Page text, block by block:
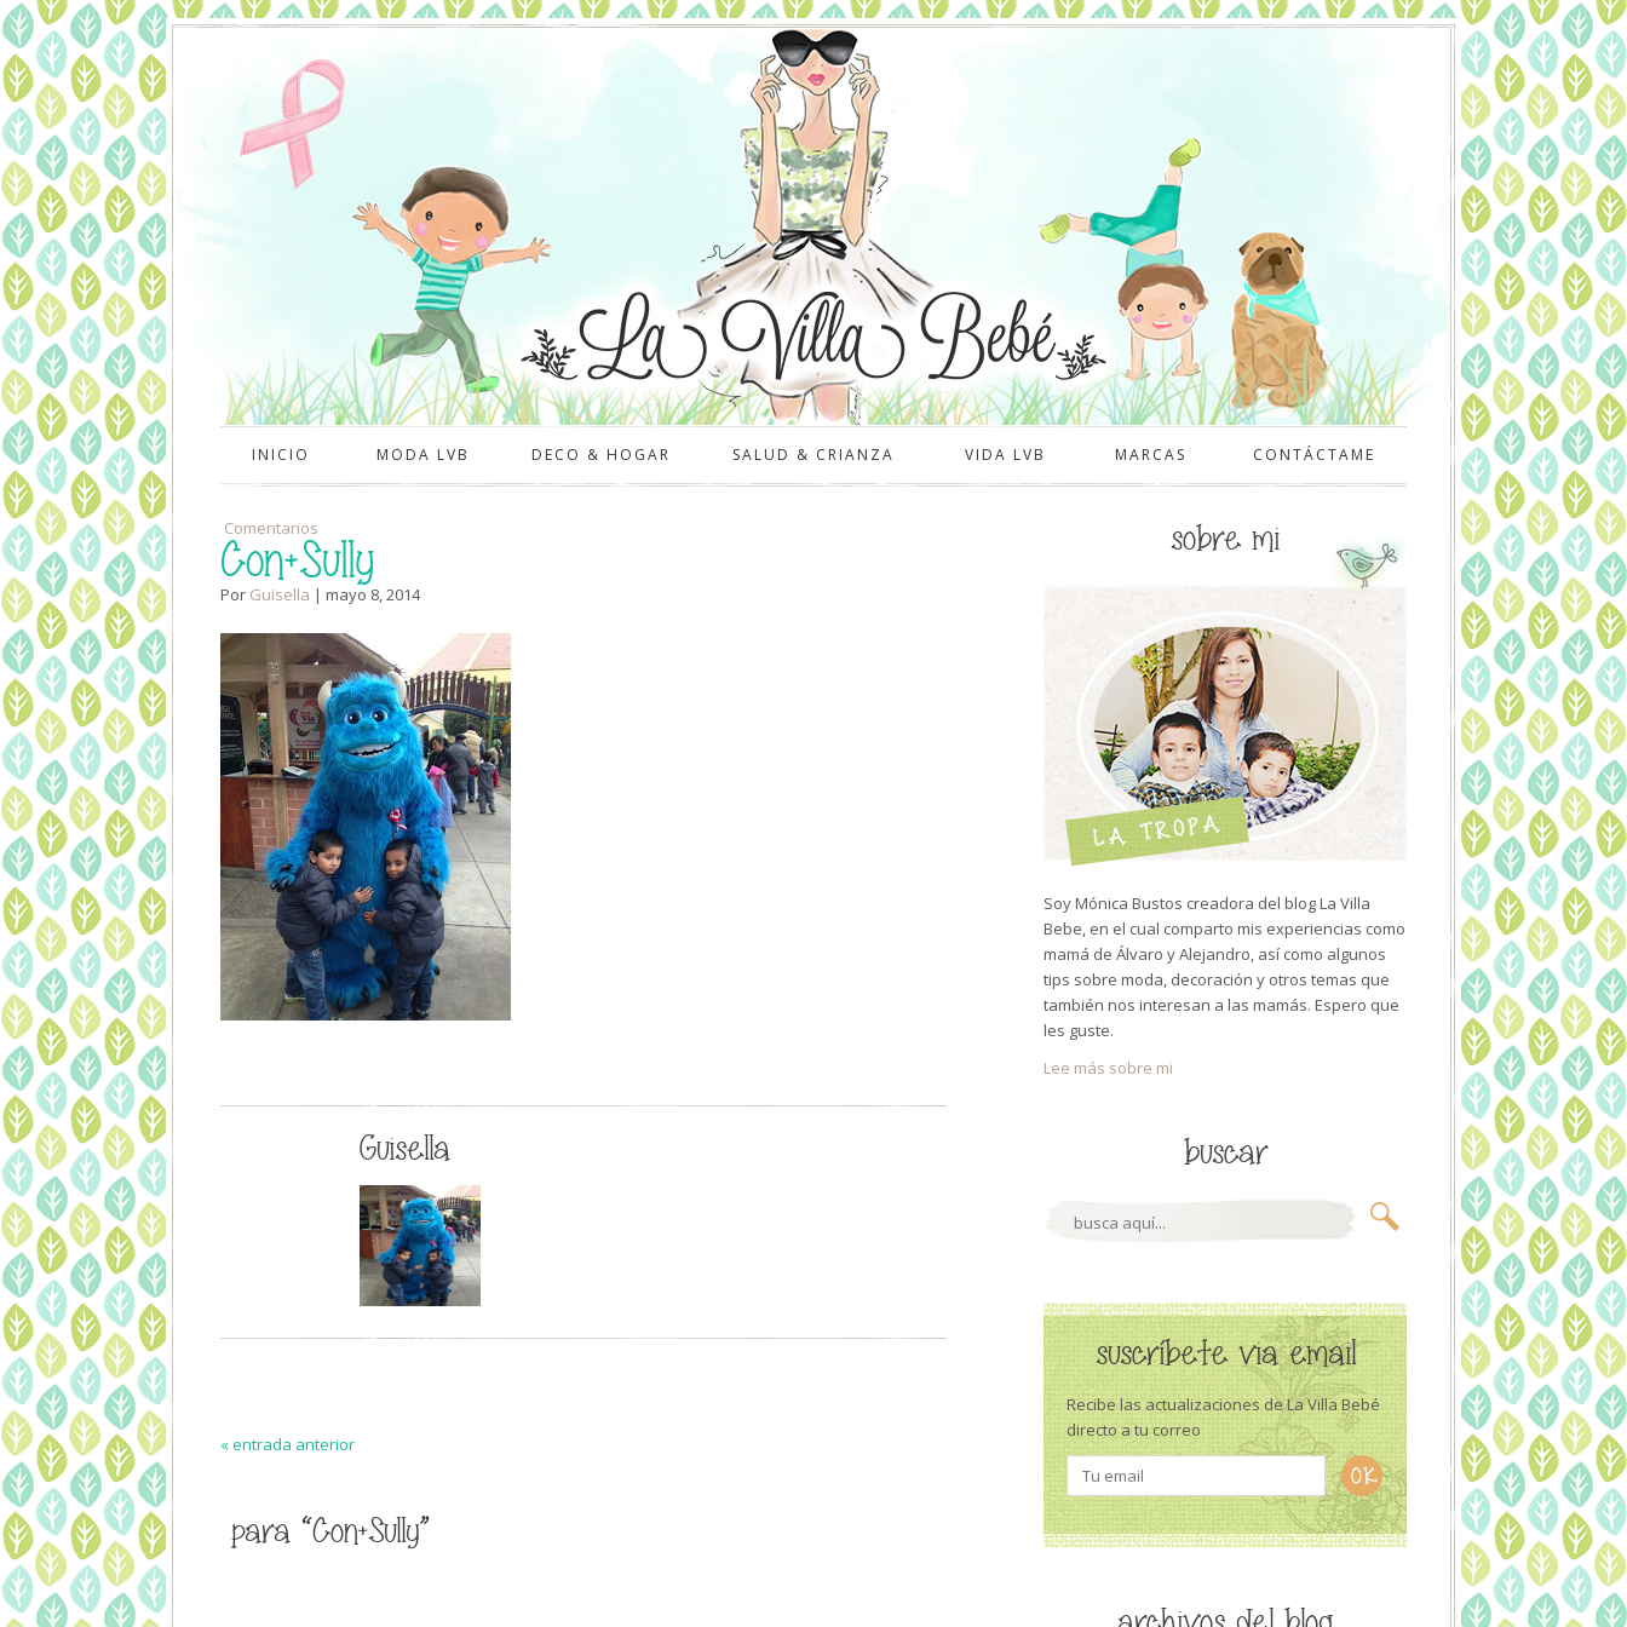
INICIO MODA LVB DECO & HOGAR SALUD & CRIANZA VIDA LVB MARCAS CONTÁCTAME
Comentarios
Con+Sully
Por Guisella | mayo 8, 2014
Guisella
« entrada anterior
para “Con+Sully”
sobre mi
Soy Mónica Bustos creadora del blog La Villa
Bebe, en el cual comparto mis experiencias como
mamá de Álvaro y Alejandro, así como algunos
tips sobre moda, decoración y otros temas que
también nos interesan a las mamás. Espero que
les guste.
Lee más sobre mi
buscar
suscríbete via email
Recibe las actualizaciones de La Villa Bebé
directo a tu correo